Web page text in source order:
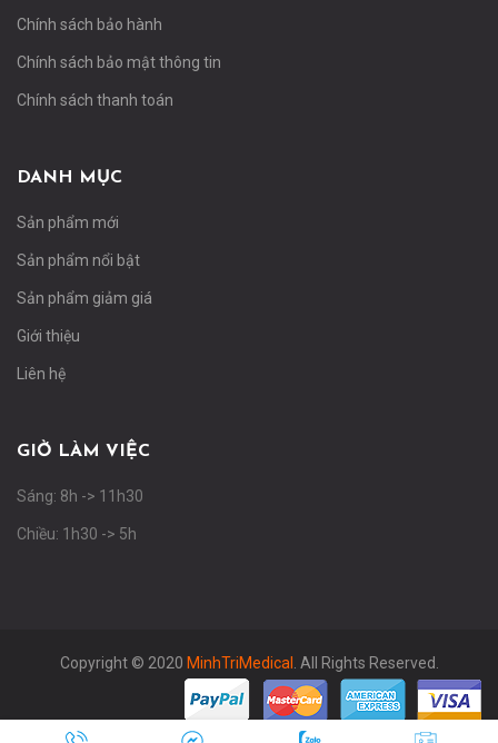
Chính sách bảo hành
Chính sách bảo mật thông tin
Chính sách thanh toán
DANH MỤC
Sản phẩm mới
Sản phẩm nổi bật
Sản phẩm giảm giá
Giới thiệu
Liên hệ
GIỜ LÀM VIỆC
Sáng: 8h -> 11h30
Chiều: 1h30 -> 5h
Copyright © 2020 MinhTriMedical . All Rights Reserved.